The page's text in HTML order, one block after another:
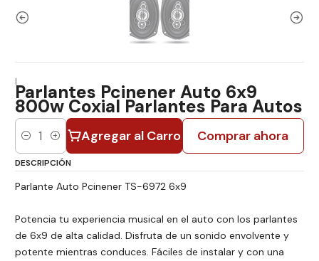
|Parlantes Pcinener Auto 6x9
800w Coxial Parlantes Para Autos
Cantidad Agregar al Carro Comprar ahora
DESCRIPCIÓN
Parlante Auto Pcinener TS-6972 6x9
Potencia tu experiencia musical en el auto con los parlantes
de 6x9 de alta calidad. Disfruta de un sonido envolvente y
potente mientras conduces. Fáciles de instalar y con una